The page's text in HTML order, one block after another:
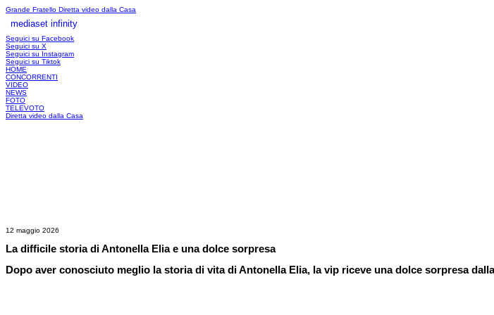
Grande Fratello Diretta video dalla Casa
mediaset infinity
Seguici su Facebook
Seguici su X
Seguici su Instagram
Seguici su Tiktok
HOME
CONCORRENTI
VIDEO
NEWS
FOTO
TELEVOTO
Diretta video dalla Casa
12 maggio 2026
La difficile storia di Antonella Elia e una dolce sorpresa
Dopo aver conosciuto meglio la storia di vita di Antonella Elia, la vip riceve una dolce sorpresa